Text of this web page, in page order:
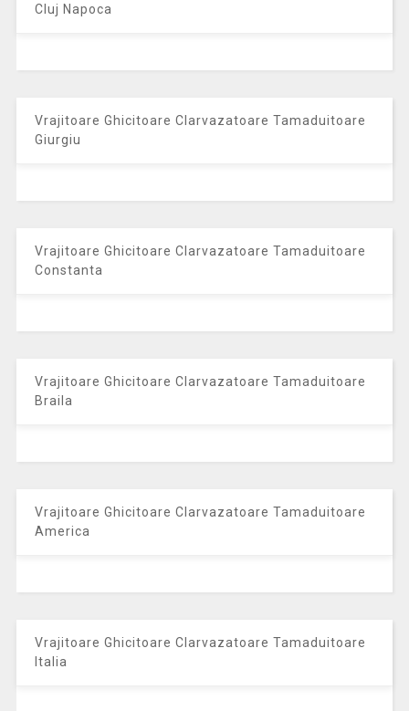
Cluj Napoca
Vrajitoare Ghicitoare Clarvazatoare Tamaduitoare
Giurgiu
Vrajitoare Ghicitoare Clarvazatoare Tamaduitoare
Constanta
Vrajitoare Ghicitoare Clarvazatoare Tamaduitoare
Braila
Vrajitoare Ghicitoare Clarvazatoare Tamaduitoare
America
Vrajitoare Ghicitoare Clarvazatoare Tamaduitoare
Italia